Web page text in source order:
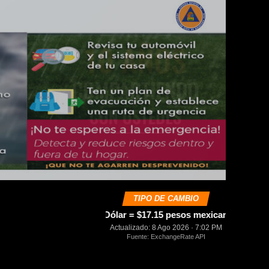
TIPO DE CAMBIO
1 Dólar = $17.15 pesos mexicanos 0.00%
Actualizado: 8 Ago 2026 · 7:02 PM
Fuente: ExchangeRate API